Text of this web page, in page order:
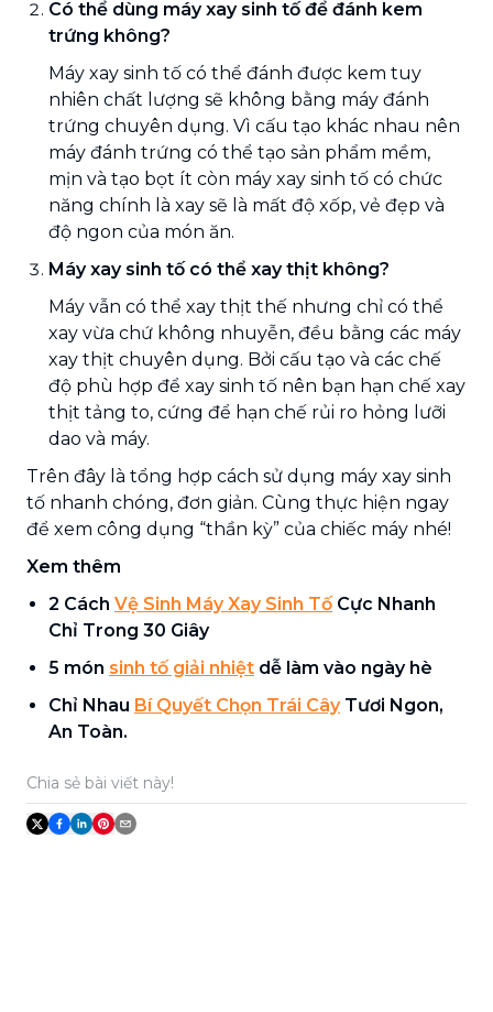
Có thể dùng máy xay sinh tố để đánh kem
trứng không?
Máy xay sinh tố có thể đánh được kem tuy
nhiên chất lượng sẽ không bằng máy đánh
trứng chuyên dụng. Vì cấu tạo khác nhau nên
máy đánh trứng có thể tạo sản phẩm mềm,
mịn và tạo bọt ít còn máy xay sinh tố có chức
năng chính là xay sẽ là mất độ xốp, vẻ đẹp và
độ ngon của món ăn.
Máy xay sinh tố có thể xay thịt không?
Máy vẫn có thể xay thịt thế nhưng chỉ có thể
xay vừa chứ không nhuyễn, đều bằng các máy
xay thịt chuyên dụng. Bởi cấu tạo và các chế
độ phù hợp để xay sinh tố nên bạn hạn chế xay
thịt tảng to, cứng để hạn chế rủi ro hỏng lưỡi
dao và máy.
Trên đây là tổng hợp cách sử dụng máy xay sinh
tố nhanh chóng, đơn giản. Cùng thực hiện ngay
để xem công dụng “thần kỳ” của chiếc máy nhé!
Xem thêm
2 Cách Vệ Sinh Máy Xay Sinh TốCực Nhanh
Chỉ Trong 30 Giây
5 món sinh tố giải nhiệt dễ làm vào ngày hè
Chỉ Nhau Bí Quyết Chọn Trái CâyTươi Ngon,
An Toàn.
Chia sẻ bài viết này!